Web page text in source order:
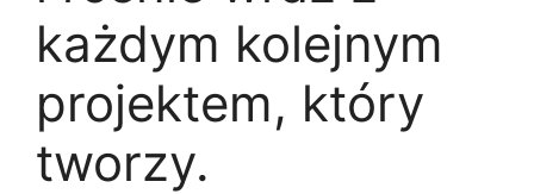
każdym kolejnym
projektem, który
tworzy.